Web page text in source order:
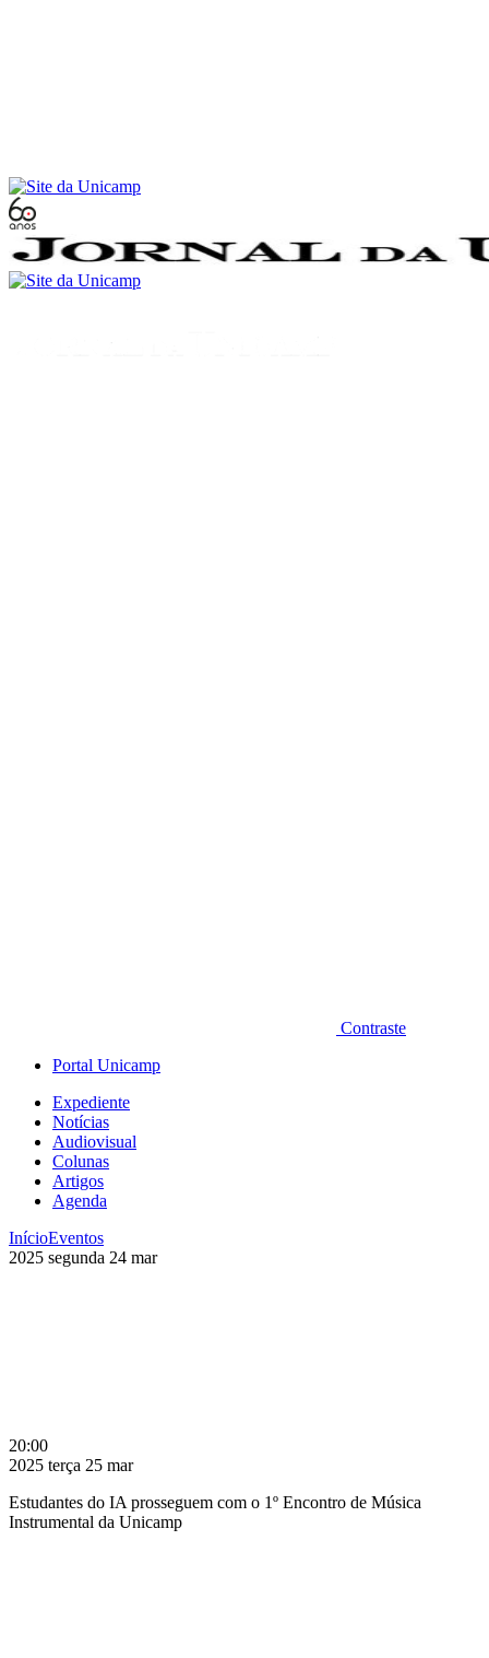
Contraste
Portal Unicamp
Expediente
Notícias
Audiovisual
Colunas
Artigos
Agenda
InícioEventos
2025 segunda 24 mar
20:00
2025 terça 25 mar
Estudantes do IA prosseguem com o 1º Encontro de Música
Instrumental da Unicamp